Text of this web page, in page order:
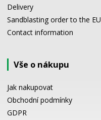
Delivery
Sandblasting order to the EU
Contact information
Vše o nákupu
Jak nakupovat
Obchodní podmínky
GDPR